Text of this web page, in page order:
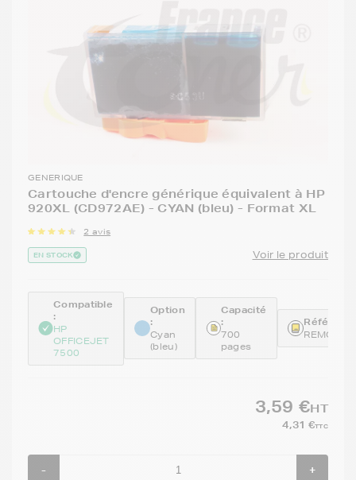
GENERIQUE
Cartouche d'encre générique équivalent à HP
920XL (CD972AE) - CYAN (bleu) - Format XL
2 avis
EN STOCK Voir le produit
Compatible
:
HP
OFFICEJET
7500
Option
:
Cyan
(bleu)
Capacité
:
700
pages
3,59 €HT
4,31 €TTC
- +